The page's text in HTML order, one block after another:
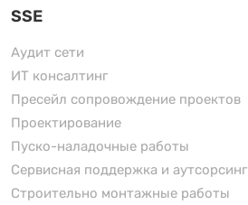
SSE
Аудит сети
ИТ консалтинг
Пресейл сопровождение проектов
Проектирование
Пуско-наладочные работы
Сервисная поддержка и аутсорсинг
Строительно монтажные работы